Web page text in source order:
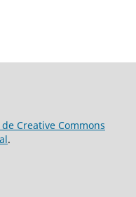
Creative Commons
.